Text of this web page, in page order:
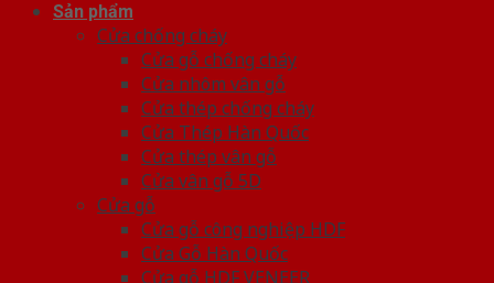
Sản phẩm
Cửa chống cháy
Cửa gỗ chống cháy
Cửa nhôm vân gỗ
Cửa thép chống cháy
Cửa Thép Hàn Quốc
Cửa thép vân gỗ
Cửa vân gỗ 5D
Cửa gỗ
Cửa gỗ công nghiệp HDF
Cửa Gỗ Hàn Quốc
Cửa gỗ HDF VENEER